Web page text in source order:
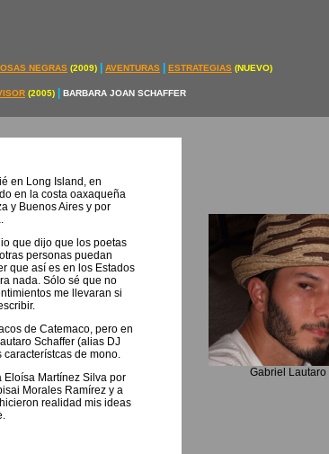
en Long Island, en
en la costa oaxaqueña
y Buenos Aires y por
que dijo que los poetas
personas puedan
que así es en los Estados
nada. Sólo sé que no
me llevaran si
de Catemaco, pero en
Schaffer (alias DJ
característcas de mono.
Eloísa Martínez Silva por
Morales Ramírez y a
realidad mis ideas
Gabriel Lautaro
NEGRAS (2009) AVENTURAS ESTRATEGIAS (NUEVO)
(2005) BARBARA JOAN SCHAFFER